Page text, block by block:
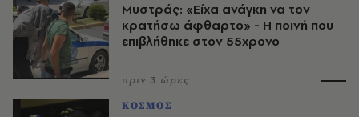
Μυστράς: «Είχα ανάγκη να τον
κρατήσω άφθαρτο» - Η ποινή που
επιβλήθηκε στον 55χρονο
πριν 3 ώρες
ΚΟΣΜΟΣ